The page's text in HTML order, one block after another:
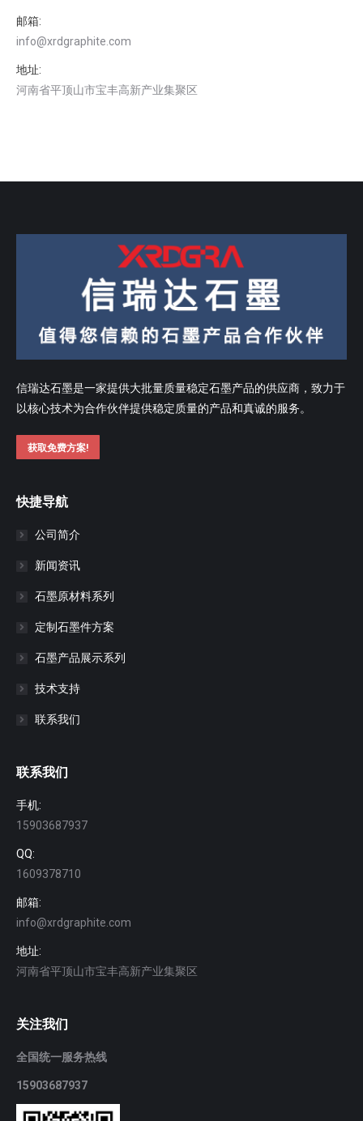
邮箱:
info@xrdgraphite.com
地址:
河南省平顶山市宝丰高新产业集聚区
信瑞达石墨是一家提供大批量质量稳定石墨产品的供应商，致力于
以核心技术为合作伙伴提供稳定质量的产品和真诚的服务。
获取免费方案!
快捷导航
公司简介
新闻资讯
石墨原材料系列
定制石墨件方案
石墨产品展示系列
技术支持
联系我们
联系我们
手机:
15903687937
QQ:
1609378710
邮箱:
info@xrdgraphite.com
地址:
河南省平顶山市宝丰高新产业集聚区
关注我们
全国统一服务热线
15903687937